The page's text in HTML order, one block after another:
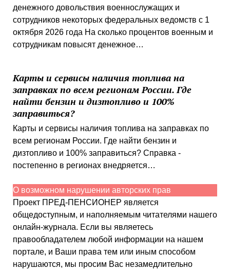
денежного довольствия военнослужащих и
сотрудников некоторых федеральных ведомств с 1
октября 2026 года На сколько процентов военным и
сотрудникам повысят денежное…
Карты и сервисы наличия топлива на
заправках по всем регионам России. Где
найти бензин и дизтопливо и 100%
заправиться?
Карты и сервисы наличия топлива на заправках по
всем регионам России. Где найти бензин и
дизтопливо и 100% заправиться? Справка -
постепенно в регионах внедряется…
О возможном нарушении авторских прав
Проект ПРЕД-ПЕНСИОНЕР является
общедоступным, и наполняемым читателями нашего
онлайн-журнала. Если вы являетесь
правообладателем любой информации на нашем
портале, и Ваши права тем или иным способом
нарушаются, мы просим Вас незамедлительно